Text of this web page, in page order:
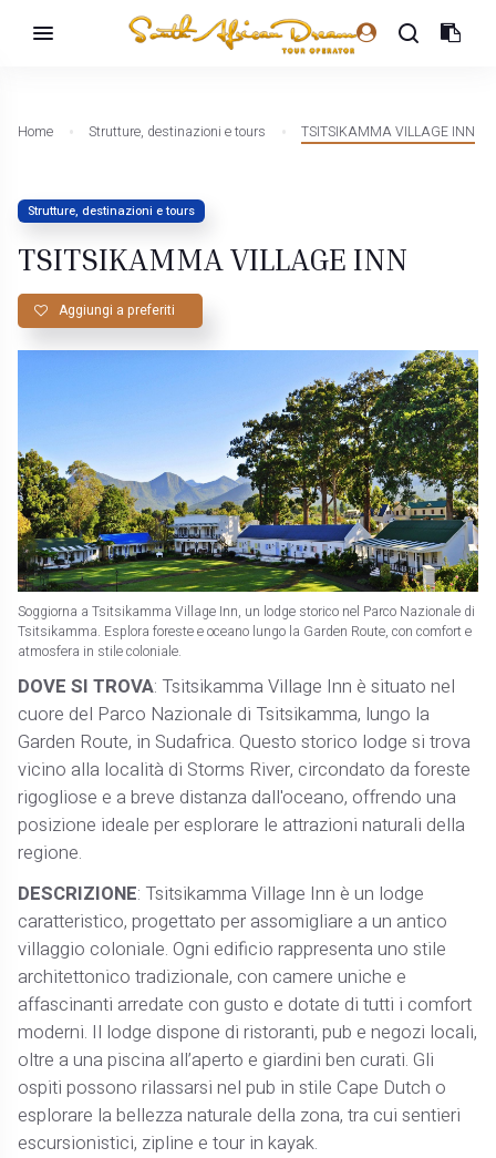
Home Strutture, destinazioni e tours TSITSIKAMMA VILLAGE INN
Strutture, destinazioni e tours
TSITSIKAMMA VILLAGE INN
Aggiungi a preferiti
Soggiorna a Tsitsikamma Village Inn, un lodge storico nel Parco Nazionale di
Tsitsikamma. Esplora foreste e oceano lungo la Garden Route, con comfort e
atmosfera in stile coloniale.
DOVE SI TROVA: Tsitsikamma Village Inn è situato nel
cuore del Parco Nazionale di Tsitsikamma, lungo la
Garden Route, in Sudafrica. Questo storico lodge si trova
vicino alla località di Storms River, circondato da foreste
rigogliose e a breve distanza dall'oceano, offrendo una
posizione ideale per esplorare le attrazioni naturali della
regione.
DESCRIZIONE: Tsitsikamma Village Inn è un lodge
caratteristico, progettato per assomigliare a un antico
villaggio coloniale. Ogni edificio rappresenta uno stile
architettonico tradizionale, con camere uniche e
affascinanti arredate con gusto e dotate di tutti i comfort
moderni. Il lodge dispone di ristoranti, pub e negozi locali,
oltre a una piscina all’aperto e giardini ben curati. Gli
ospiti possono rilassarsi nel pub in stile Cape Dutch o
esplorare la bellezza naturale della zona, tra cui sentieri
escursionistici, zipline e tour in kayak.